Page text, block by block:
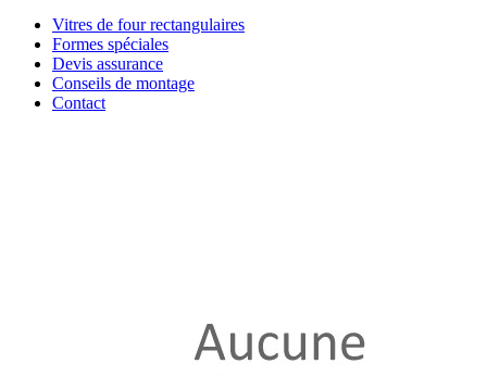
Vitres de four rectangulaires
Formes spéciales
Devis assurance
Conseils de montage
Contact